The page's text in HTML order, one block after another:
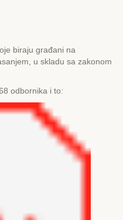
biraju građani na
u skladu sa zakonom
odbornika i to: